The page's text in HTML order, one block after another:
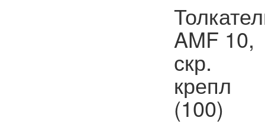
AMF 10,
скр.
крепл
(100)